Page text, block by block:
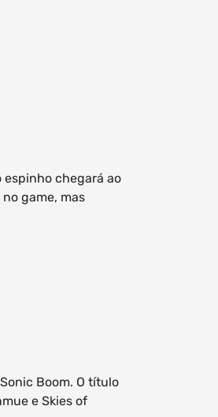
espinho chegará ao
game, mas
Boom. O título
e Skies of